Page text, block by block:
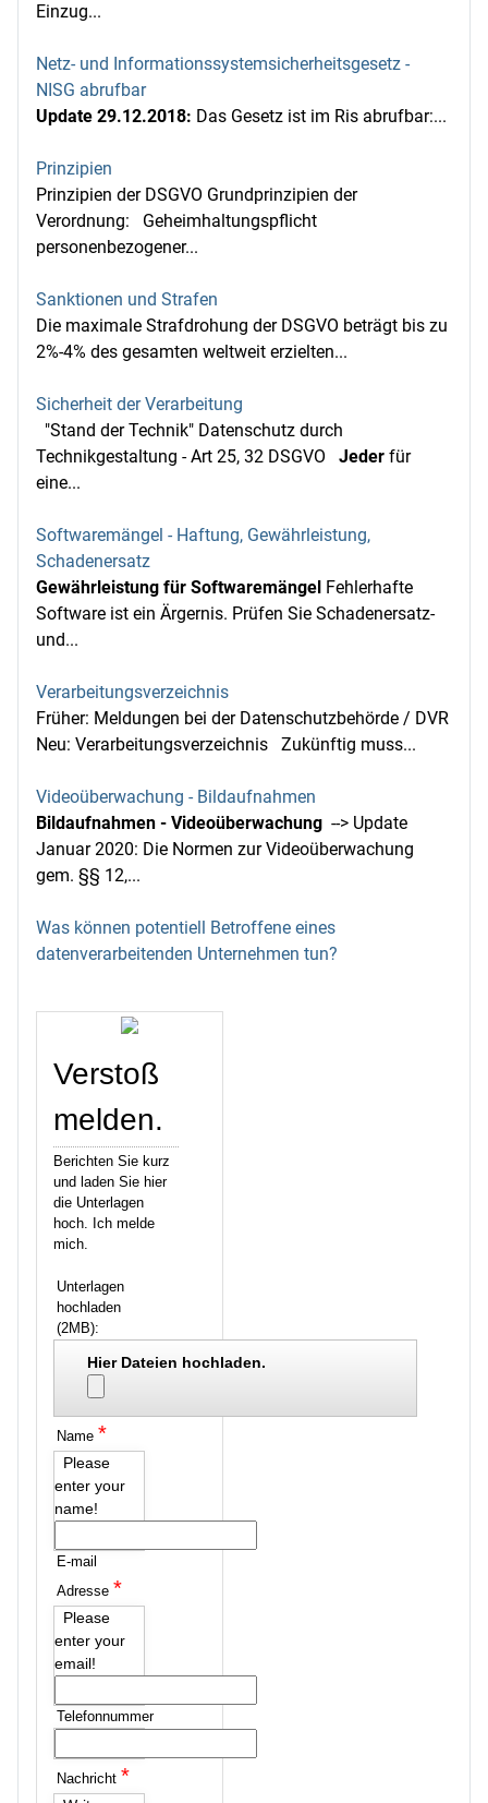
Einzug...
Netz- und Informationssystemsicherheitsgesetz -
NISG abrufbar
Update 29.12.2018: Das Gesetz ist im Ris abrufbar:...
Prinzipien
Prinzipien der DSGVO Grundprinzipien der
Verordnung: Geheimhaltungspflicht
personenbezogener...
Sanktionen und Strafen
Die maximale Strafdrohung der DSGVO beträgt bis zu
2%-4% des gesamten weltweit erzielten...
Sicherheit der Verarbeitung
"Stand der Technik" Datenschutz durch
Technikgestaltung - Art 25, 32 DSGVO Jeder für
eine...
Softwaremängel - Haftung, Gewährleistung,
Schadenersatz
Gewährleistung für Softwaremängel Fehlerhafte
Software ist ein Ärgernis. Prüfen Sie Schadenersatz-
und...
Verarbeitungsverzeichnis
Früher: Meldungen bei der Datenschutzbehörde / DVR
Neu: Verarbeitungsverzeichnis Zukünftig muss...
Videoüberwachung - Bildaufnahmen
Bildaufnahmen - Videoüberwachung --> Update
Januar 2020: Die Normen zur Videoüberwachung
gem. §§ 12,...
Was können potentiell Betroffene eines
datenverarbeitenden Unternehmen tun?
Verstoß
melden.
Berichten Sie kurz
und laden Sie hier
die Unterlagen
hoch. Ich melde
mich.
Unterlagen
hochladen
(2MB):
Hier Dateien hochladen.
Name *
Please
enter your
name!
E-mail
Adresse *
Please
enter your
email!
Telefonnummer
Nachricht *